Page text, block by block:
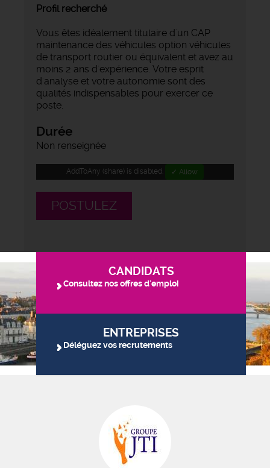
Profil recherché
Vous êtes idéalement titulaire d'un CAP
maintenance des véhicules option véhicules
de transport routier ou équivalent et avez au
moins 2 ans d'expérience. Votre esprit
d'analyse et votre autonomie sont des
qualités indispensables pour exercer ce
poste.
Durée
Non renseignée
AddToAny (share) is disabled. ✓ Allow
POSTULEZ
CANDIDATS
Consultez nos offres d'emploi
ENTREPRISES
Déléguez vos recrutements